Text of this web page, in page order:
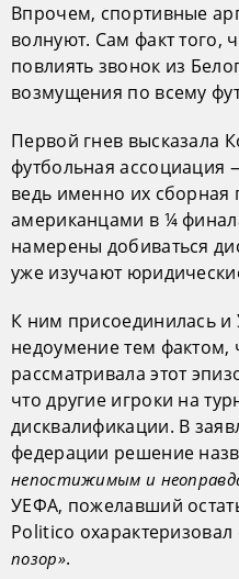
Впрочем, спортивные
волнуют. Сам факт
повлиять звонок из
возмущения по всему
Первой гнев высказала
футбольная ассоциация
ведь именно их сборная
американцами в ¼
намерены добиваться
уже изучают
К ним присоединилась
недоумение тем
рассматривала этот
что другие игроки на
дисквалификации. В
федерации решение
непостижимым и
УЕФА, пожелавший
Politico
позор».